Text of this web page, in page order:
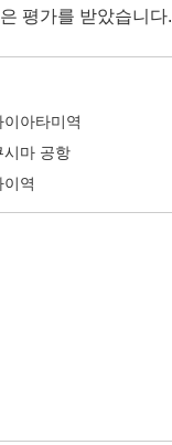
평가를 받았습니다.
이아타미역
시마 공항
이역